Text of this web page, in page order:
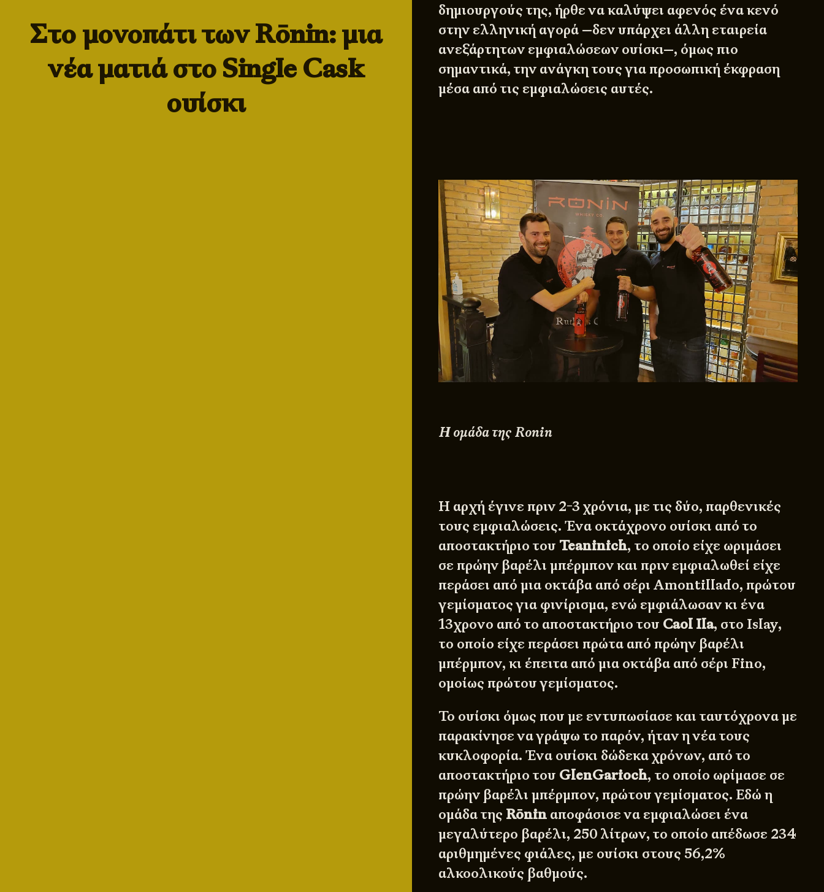
Στο μονοπάτι των Rōnin: μια
νέα ματιά στο Single Cask
ουίσκι
δημιουργούς της, ήρθε να καλύψει αφενός ένα κενό
στην ελληνική αγορά —δεν υπάρχει άλλη εταιρεία
ανεξάρτητων εμφιαλώσεων ουίσκι—, όμως πιο
σημαντικά, την ανάγκη τους για προσωπική έκφραση
μέσα από τις εμφιαλώσεις αυτές.
Η ομάδα της Ronin
Η αρχή έγινε πριν 2-3 χρόνια, με τις δύο, παρθενικές
τους εμφιαλώσεις. Ένα οκτάχρονο ουίσκι από το
αποστακτήριο του Teaninich, το οποίο είχε ωριμάσει
σε πρώην βαρέλι μπέρμπον και πριν εμφιαλωθεί είχε
περάσει από μια οκτάβα από σέρι Amontillado, πρώτου
γεμίσματος για φινίρισμα, ενώ εμφιάλωσαν κι ένα
13χρονο από το αποστακτήριο του Caol Ila, στο Islay,
το οποίο είχε περάσει πρώτα από πρώην βαρέλι
μπέρμπον, κι έπειτα από μια οκτάβα από σέρι Fino,
ομοίως πρώτου γεμίσματος.
Το ουίσκι όμως που με εντυπωσίασε και ταυτόχρονα με
παρακίνησε να γράψω το παρόν, ήταν η νέα τους
κυκλοφορία. Ένα ουίσκι δώδεκα χρόνων, από το
αποστακτήριο του GlenGarioch, το οποίο ωρίμασε σε
πρώην βαρέλι μπέρμπον, πρώτου γεμίσματος. Εδώ η
ομάδα της Rōnin αποφάσισε να εμφιαλώσει ένα
μεγαλύτερο βαρέλι, 250 λίτρων, το οποίο απέδωσε 234
αριθμημένες φιάλες, με ουίσκι στους 56,2%
αλκοολικούς βαθμούς.